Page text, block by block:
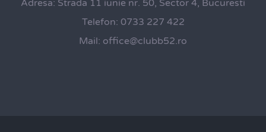
Adresa: Strada 11 iunie nr. 50, Sector 4, Bucuresti
Telefon: 0733 227 422
Mail: office@clubb52.ro